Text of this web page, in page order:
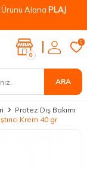
Alana PLAJ
ARA
0
0
Protez Diş Bakımı
Krem 40 gr